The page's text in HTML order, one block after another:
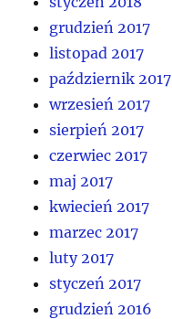
grudzień 2017
listopad 2017
październik 2017
wrzesień 2017
sierpień 2017
czerwiec 2017
maj 2017
kwiecień 2017
marzec 2017
luty 2017
styczeń 2017
grudzień 2016